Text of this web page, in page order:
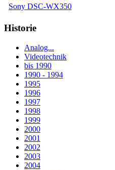
Sony DSC-WX350
Historie
Analog...
Videotechnik
bis 1990
1990 - 1994
1995
1996
1997
1998
1999
2000
2001
2002
2003
2004